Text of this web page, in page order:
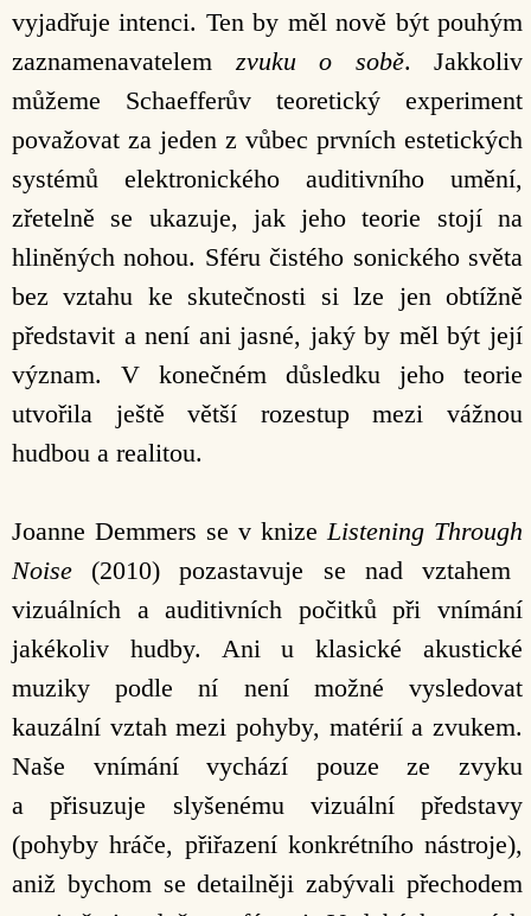
vyjadřuje intenci. Ten by měl nově být pouhým
zaznamenavatelem zvuku o sobě. Jakkoliv
můžeme Schaefferův teoretický experiment
považovat za jeden z vůbec prvních estetických
systémů elektronického auditivního umění,
zřetelně se ukazuje, jak jeho teorie stojí na
hliněných nohou. Sféru čistého sonického světa
bez vztahu ke skutečnosti si lze jen obtížně
představit a není ani jasné, jaký by měl být její
význam. V konečném důsledku jeho teorie
utvořila ještě větší rozestup mezi vážnou
hudbou a realitou.
Joanne Demmers se v knize Listening Through
Noise
(2010) pozastavuje se nad vztahem
vizuálních a auditivních počitků při vnímání
jakékoliv hudby. Ani u klasické akustické
muziky podle ní není možné vysledovat
kauzální vztah mezi pohyby, matérií a zvukem.
Naše vnímání vychází pouze ze zvyku
a přisuzuje slyšenému vizuální představy
(pohyby hráče, přiřazení konkrétního nástroje),
aniž bychom se detailněji zabývali přechodem